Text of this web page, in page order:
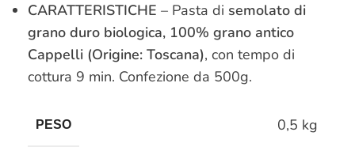
CARATTERISTICHE – Pasta di semolato di
grano duro biologica, 100% grano antico
Cappelli (Origine: Toscana), con tempo di
cottura 9 min. Confezione da 500g.
PESO 0,5 kg